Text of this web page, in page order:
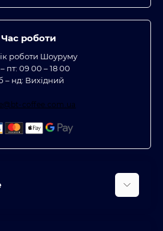
Час роботи
роботи Шоуруму
пт: 09 00 – 18 00
– нд: Вихідний
coffee.com.ua